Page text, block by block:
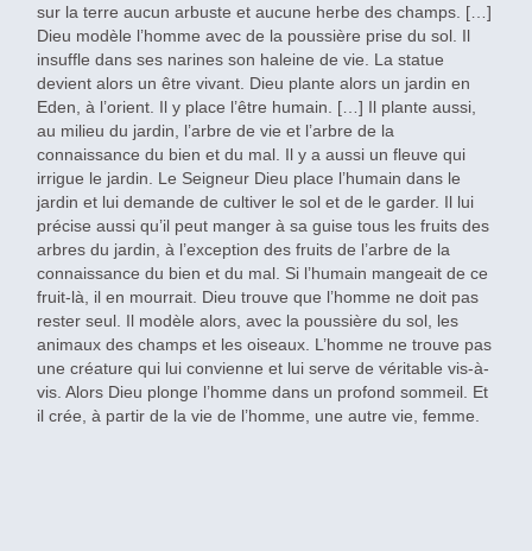
sur la terre aucun arbuste et aucune herbe des champs. […]
Dieu modèle l’homme avec de la poussière prise du sol. Il
insuffle dans ses narines son haleine de vie. La statue
devient alors un être vivant. Dieu plante alors un jardin en
Eden, à l’orient. Il y place l’être humain. […] Il plante aussi,
au milieu du jardin, l’arbre de vie et l’arbre de la
connaissance du bien et du mal. Il y a aussi un fleuve qui
irrigue le jardin. Le Seigneur Dieu place l’humain dans le
jardin et lui demande de cultiver le sol et de le garder. Il lui
précise aussi qu’il peut manger à sa guise tous les fruits des
arbres du jardin, à l’exception des fruits de l’arbre de la
connaissance du bien et du mal. Si l’humain mangeait de ce
fruit-là, il en mourrait. Dieu trouve que l’homme ne doit pas
rester seul. Il modèle alors, avec la poussière du sol, les
animaux des champs et les oiseaux. L’homme ne trouve pas
une créature qui lui convienne et lui serve de véritable vis-à-
vis. Alors Dieu plonge l’homme dans un profond sommeil. Et
il crée, à partir de la vie de l’homme, une autre vie, femme.